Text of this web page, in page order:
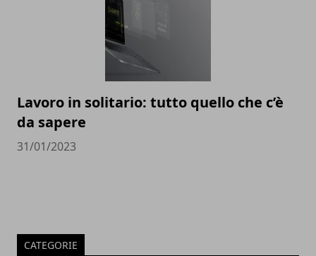
Lavoro in solitario: tutto quello che c’è
da sapere
31/01/2023
CATEGORIE